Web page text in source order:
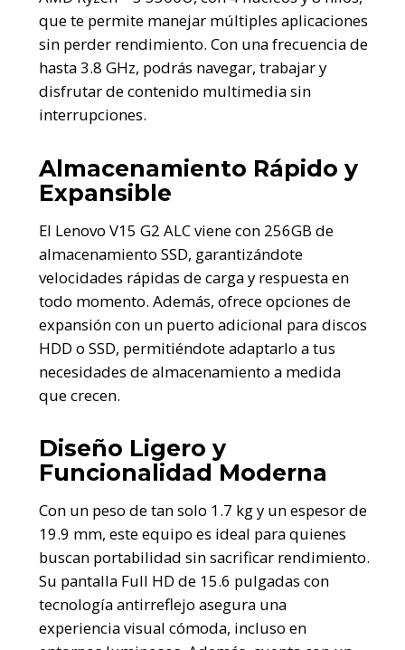
que te permite manejar múltiples aplicaciones
sin perder rendimiento. Con una frecuencia de
hasta 3.8 GHz, podrás navegar, trabajar y
disfrutar de contenido multimedia sin
interrupciones.
Almacenamiento Rápido y
Expansible
El Lenovo V15 G2 ALC viene con 256GB de
almacenamiento SSD, garantizándote
velocidades rápidas de carga y respuesta en
todo momento. Además, ofrece opciones de
expansión con un puerto adicional para discos
HDD o SSD, permitiéndote adaptarlo a tus
necesidades de almacenamiento a medida
que crecen.
Diseño Ligero y
Funcionalidad Moderna
Con un peso de tan solo 1.7 kg y un espesor de
19.9 mm, este equipo es ideal para quienes
buscan portabilidad sin sacrificar rendimiento.
Su pantalla Full HD de 15.6 pulgadas con
tecnología antirreflejo asegura una
experiencia visual cómoda, incluso en